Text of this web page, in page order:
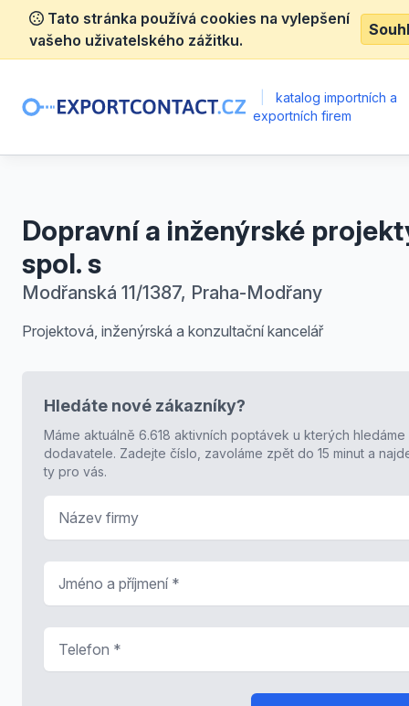
Tato stránka používá cookies na vylepšení
vašeho uživatelského zážitku.
katalog importních a
exportních firem
Dopravní a inženýrské
spol. s
Modřanská 11/1387, Praha-Modřany
Projektová, inženýrská a konzultační kancelář
Hledáte nové zákazníky?
Máme aktuálně 6.618 aktivních poptávek u kterých hledáme
dodavatele. Zadejte číslo, zavoláme zpět do 15 minut a
ty pro vás.